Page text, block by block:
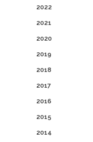
2022
2021
2020
2019
2018
2017
2016
2015
2014